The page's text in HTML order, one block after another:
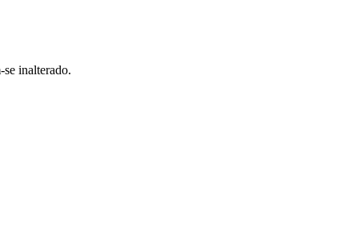
inalterado.